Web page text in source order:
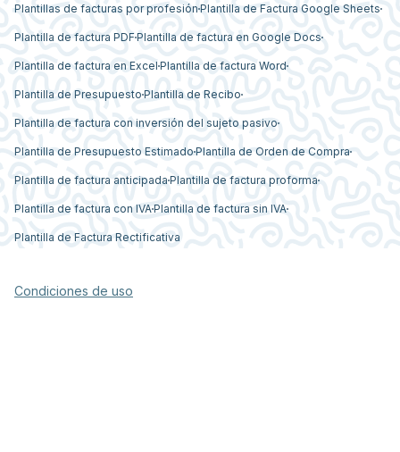
Plantillas de facturas por profesión Plantilla de Factura Google Sheets
Plantilla de factura PDF Plantilla de factura en Google Docs
Plantilla de factura en Excel Plantilla de factura Word
Plantilla de Presupuesto Plantilla de Recibo
Plantilla de factura con inversión del sujeto pasivo
Plantilla de Presupuesto Estimado Plantilla de Orden de Compra
Plantilla de factura anticipada Plantilla de factura proforma
Plantilla de factura con IVA Plantilla de factura sin IVA
Plantilla de Factura Rectificativa
Condiciones de uso